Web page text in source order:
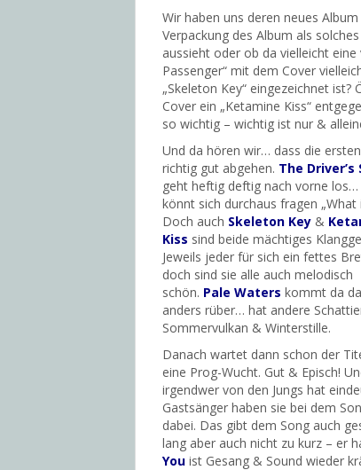
Wir haben uns deren neues
Verpackung des Album als
aussieht oder ob da vielleicht
Passenger“ mit dem Cover
„Skeleton Key“ eingezeichnet
Cover ein „Ketamine Kiss“
so wichtig – wichtig ist nur &
Und da hören wir… dass die
richtig gut abgehen. The Driver’s
geht heftig deftig nach vorne los…
könnt sich durchaus fragen „What
Doch auch Skeleton Key &
Kiss sind beide mächtiges
Jeweils jeder für sich ein fettes
doch sind sie alle auch melodisch
schön. Pale Waters kommt da
anders rüber… hat andere
Sommervulkan & Winterstille.
Danach wartet dann schon der
eine Prog-Wucht. Gut & Episch!
irgendwer von den Jungs hat
Gastsänger haben sie bei dem
dabei. Das gibt dem Song auch
lang aber auch nicht zu kurz – er
You ist Gesang & Sound wieder